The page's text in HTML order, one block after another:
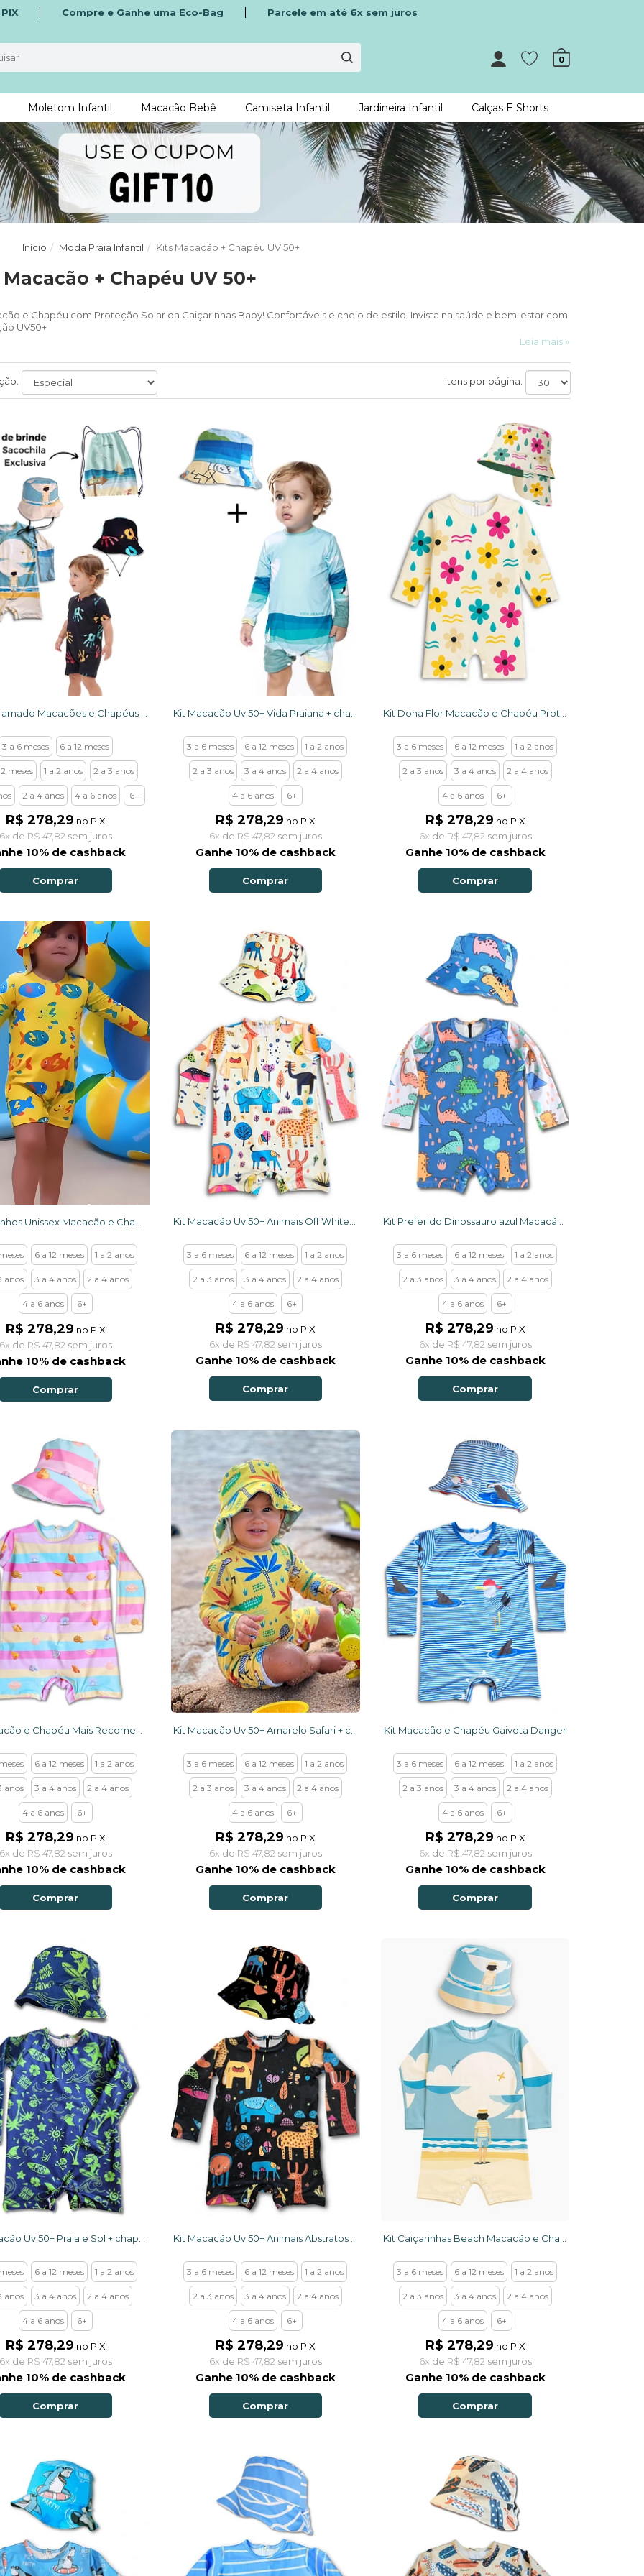
PIX Compre e Ganhe uma Eco-Bag Parcele em até 6x sem juros
0
Moletom Infantil Macacão Bebê Camiseta Infantil Jardineira Infantil Calças E Shorts
Início Moda Praia Infantil Kits Macacão + Chapéu UV 50+
+ Chapéu UV 50+
e Chapéu com Proteção Solar da Caiçarinhas Baby! Confortáveis e cheio de estilo. Invista na saúde e bem-estar com
UV50+
Leia mais »
Itens por página:
Kit mais amado Macacões e Chapéus com Proteção UV 50+ e Brinde
3 a 6 meses 6 a 12 meses
meses 1 a 2 anos 2 a 3 anos
2 a 4 anos 4 a 6 anos 6+
R$ 278,29 no PIX
de R$ 47,82 sem juros
10% de cashback
Comprar
Kit Macacão Uv 50+ Vida Praiana + chapéu dupla face
3 a 6 meses 6 a 12 meses 1 a 2 anos
2 a 3 anos 3 a 4 anos 2 a 4 anos
4 a 6 anos 6+
R$ 278,29 no PIX
6x de R$ 47,82 sem juros
Ganhe 10% de cashback
Comprar
Kit Dona Flor Macacão e Chapéu Proteção UV50+ Exclusivos
3 a 6 meses 6 a 12 meses 1 a 2 anos
2 a 3 anos 3 a 4 anos 2 a 4 anos
4 a 6 anos 6+
R$ 278,29 no PIX
6x de R$ 47,82 sem juros
Ganhe 10% de cashback
Comprar
6 a 12 meses 1 a 2 anos
anos 3 a 4 anos 2 a 4 anos
4 a 6 anos 6+
R$ 278,29 no PIX
de R$ 47,82 sem juros
10% de cashback
Comprar
Kit Macacão Uv 50+ Animais Off White + chapéu dupla face
3 a 6 meses 6 a 12 meses 1 a 2 anos
2 a 3 anos 3 a 4 anos 2 a 4 anos
4 a 6 anos 6+
R$ 278,29 no PIX
6x de R$ 47,82 sem juros
Ganhe 10% de cashback
Comprar
Kit Preferido Dinossauro azul Macacão e chapéu com proteção UV 50+
3 a 6 meses 6 a 12 meses 1 a 2 anos
2 a 3 anos 3 a 4 anos 2 a 4 anos
4 a 6 anos 6+
R$ 278,29 no PIX
6x de R$ 47,82 sem juros
Ganhe 10% de cashback
Comprar
6 a 12 meses 1 a 2 anos
anos 3 a 4 anos 2 a 4 anos
4 a 6 anos 6+
R$ 278,29 no PIX
de R$ 47,82 sem juros
10% de cashback
Comprar
3 a 6 meses 6 a 12 meses 1 a 2 anos
2 a 3 anos 3 a 4 anos 2 a 4 anos
4 a 6 anos 6+
R$ 278,29 no PIX
6x de R$ 47,82 sem juros
Ganhe 10% de cashback
Comprar
Kit Macacão e Chapéu Gaivota Danger
3 a 6 meses 6 a 12 meses 1 a 2 anos
2 a 3 anos 3 a 4 anos 2 a 4 anos
4 a 6 anos 6+
R$ 278,29 no PIX
6x de R$ 47,82 sem juros
Ganhe 10% de cashback
Comprar
Kit Macacão Uv 50+ Praia e Sol + chapéu dupla face
6 a 12 meses 1 a 2 anos
anos 3 a 4 anos 2 a 4 anos
4 a 6 anos 6+
R$ 278,29 no PIX
de R$ 47,82 sem juros
10% de cashback
Comprar
Kit Macacão Uv 50+ Animais Abstratos preto + chapéu dupla face
3 a 6 meses 6 a 12 meses 1 a 2 anos
2 a 3 anos 3 a 4 anos 2 a 4 anos
4 a 6 anos 6+
R$ 278,29 no PIX
6x de R$ 47,82 sem juros
Ganhe 10% de cashback
Comprar
Kit Caiçarinhas Beach Macacão e Chapéu Proteção completa
3 a 6 meses 6 a 12 meses 1 a 2 anos
2 a 3 anos 3 a 4 anos 2 a 4 anos
4 a 6 anos 6+
R$ 278,29 no PIX
6x de R$ 47,82 sem juros
Ganhe 10% de cashback
Comprar